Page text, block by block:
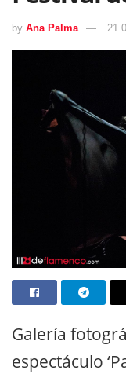
by Ana Palma 21
Galería
espectáculo